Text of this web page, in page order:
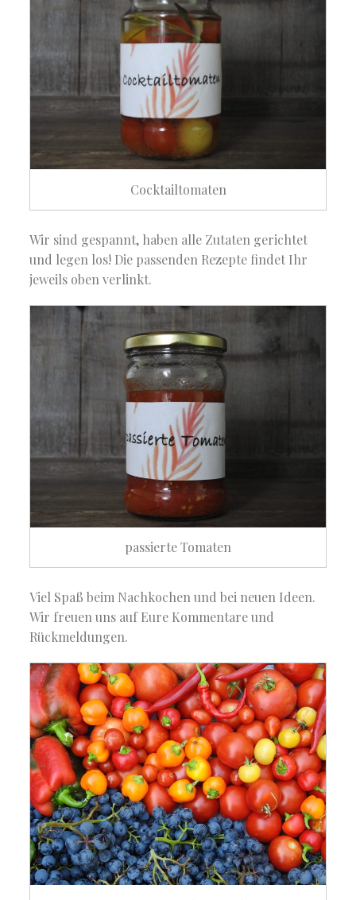
Cocktailtomaten
Wir sind gespannt, haben alle Zutaten gerichtet
und legen los! Die passenden Rezepte findet Ihr
jeweils oben verlinkt.
passierte Tomaten
Viel Spaß beim Nachkochen und bei neuen Ideen.
Wir freuen uns auf Eure Kommentare und
Rückmeldungen.